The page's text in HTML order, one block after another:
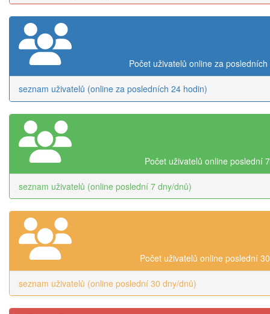
Počet uživatelů online za
seznam uživatelů (online za posledních 24 hodin)
Počet uživatelů online poslední
seznam uživatelů (online poslední 7 dny/dnů)
Počet uživatelů online poslední
seznam uživatelů (online poslední 30 dny/dnů)